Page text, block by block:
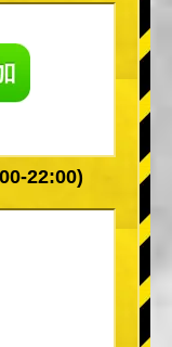
22:00)